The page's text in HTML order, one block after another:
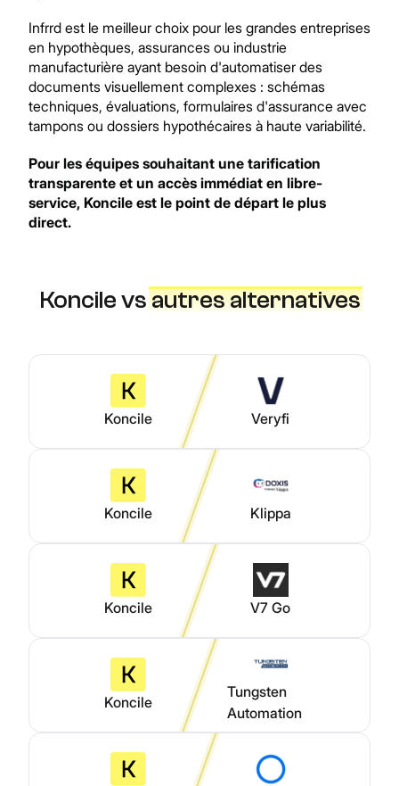
Infrrd est le meilleur choix pour les grandes entreprises
en hypothèques, assurances ou industrie
manufacturière ayant besoin d'automatiser des
documents visuellement complexes : schémas
techniques, évaluations, formulaires d'assurance avec
tampons ou dossiers hypothécaires à haute variabilité.
Pour les équipes souhaitant une tarification
transparente et un accès immédiat en libre-
service, Koncile est le point de départ le plus
direct.
Koncile vsautres alternatives
Koncile Veryfi
Koncile Klippa
Koncile V7 Go
Koncile
Tungsten
Automation